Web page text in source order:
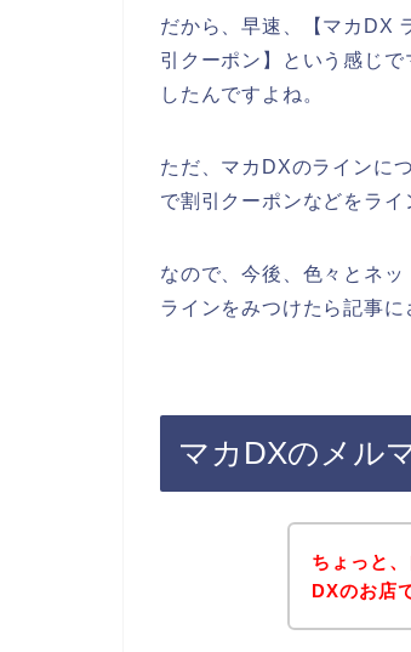
だから、早速、【マカDX
引クーポン】という感じ
したんですよね。
ただ、マカDXのラインに
で割引クーポンなどをライ
なので、今後、色々とネ
ラインをみつけたら記事
マカDXのメル
ちょっと
DXのお店